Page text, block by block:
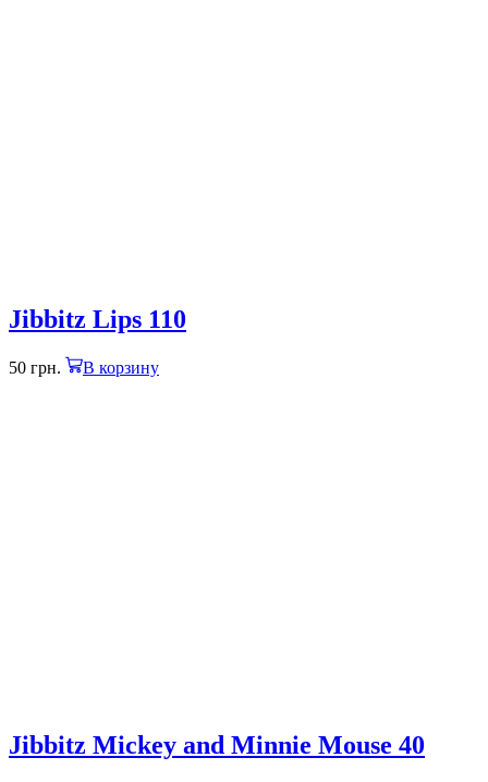
Jibbitz Lips 110
50 грн. В корзину
Jibbitz Mickey and Minnie Mouse 40